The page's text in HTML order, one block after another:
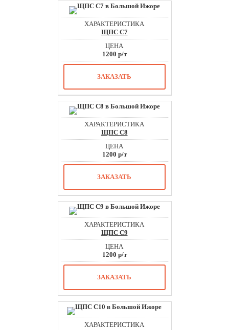
ЩПС С7
1200 р/т
ЗАКАЗАТЬ
ЩПС С8
1200 р/т
ЗАКАЗАТЬ
ЩПС С9
1200 р/т
ЗАКАЗАТЬ